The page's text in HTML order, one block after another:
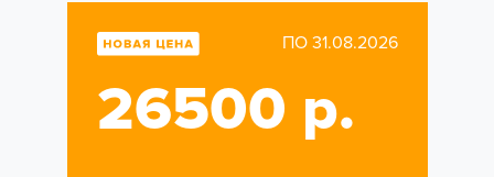
ПО 31.08.2026
26500 р.